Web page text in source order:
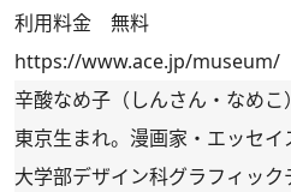
利用料金 無料
https://www.ace.jp/museum/
辛酸なめ子（しんさん・なめこ）
東京生まれ。漫画家・エッセ
大学部デザイン科グラフィッ